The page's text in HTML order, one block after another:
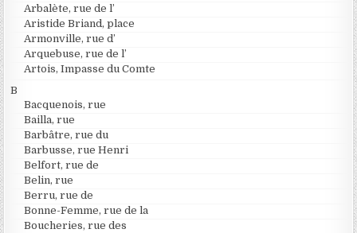
Arbalète, rue de l’
Aristide Briand, place
Armonville, rue d’
Arquebuse, rue de l’
Artois, Impasse du Comte
B
Bacquenois, rue
Bailla, rue
Barbâtre, rue du
Barbusse, rue Henri
Belfort, rue de
Belin, rue
Berru, rue de
Bonne-Femme, rue de la
Boucheries, rue des